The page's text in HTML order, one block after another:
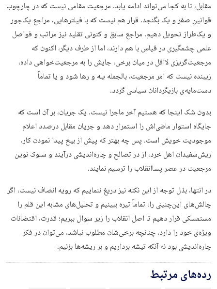
مقابل، تا به کجا می‌تواند ادامه یابد. مرجعیت مقامی نیست که در چارچوب
قوانین صفر و یک بگنجد. قرار هم نیست که با فیلترهایی، مراجع یک‌جور
و یک‌طراز تحویل دهیم. مراجع سابق و کنونی تقلید نیز مراتب و فواصل
علمی چشمگیری در قیاس با هم دارند، اما از طرف دیگر، اکنون که
مرجعیت‌گریزی لااقل در میان برخی، جایش را به مرجعیت‌خواهی داده،
زیبنده نیست که امر مرجعیت، بالجمله یله و رها شود و یا تماماً
دست‌مایه‌ی بازیگردانان سیاسی گردد.
بدون‌ شک اینجا که هستیم آخر ماجرا نیست. یک جریان، بر آن است که
جایگاه استوار ماضی‌اش را استمرار دهد و جریان مقابل درصدد اعلام
موجودیت خویش است. پس چه بهتر که پیش از بیخ پیدا نمودن کار،
ریش‌سفیدان اهل خرد، از در تصالح و چاره‌اندیشی درآیند و سلوک نوین
مرجعیت در عصر پساانقلاب را ترسیم نمایند.
در انتها، بذل توجه از این نکته نیز دریغ ننماییم که رویه انصاف نیست، اگر
چالش‌های این‌چنینی را، تماماً تیره ببینیم و تحلیل‌های مشابه این قلم را
مستمسکی قرار دهیم تا اصل انقلاب را زیر سوال ببریم؛ قدرت، اقتضائات
ویژه‌ی خود را دارد، چنانچه برخی‌شان مطلوب نباشد، می‌توان در فکر
چاره‌اندیشی بود نه آنکه تیشه برداریم و بر ریشه‌ها بزنیم.
رده‌های مرتبط